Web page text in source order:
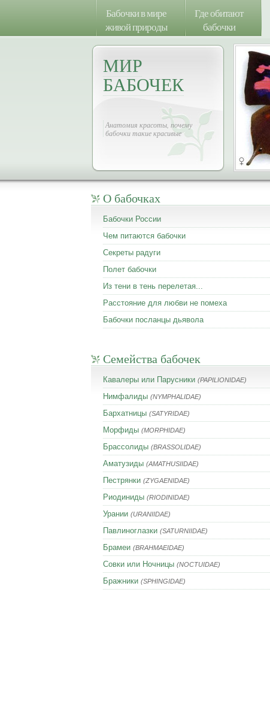
Бабочки в мире
живой природы
Где обитают
бабочки
МИР
БАБОЧЕК
Анатомия красоты, почему
бабочки такие красивые
О бабочках
Бабочки России
Чем питаются бабочки
Секреты радуги
Полет бабочки
Из тени в тень перелетая...
Расстояние для любви не помеха
Бабочки посланцы дьявола
Семейства бабочек
Кавалеры или Парусники (PAPILIONIDAE)
Нимфалиды (NYMPHALIDAE)
Бархатницы (SATYRIDAE)
Морфиды (MORPHIDAE)
Брассолиды (BRASSOLIDAE)
Аматузиды (AMATHUSIIDAE)
Пестрянки (ZYGAENIDAE)
Риодиниды (RIODINIDAE)
Урании (URANIIDAE)
Павлиноглазки (SATURNIIDAE)
Брамеи (BRAHMAEIDAE)
Совки или Ночницы (NOCTUIDAE)
Бражники (SPHINGIDAE)